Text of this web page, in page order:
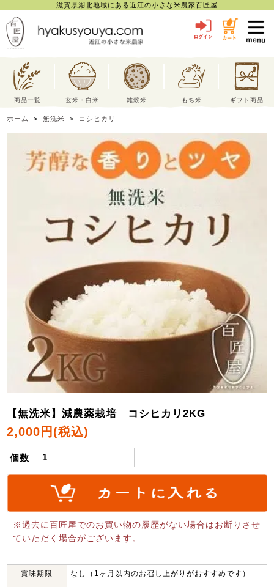
滋賀県湖北地域にある近江の小さな米農家百匠屋
商品一覧 玄米・白米 雑穀米 もち米 ギフト商品
ホーム >無洗米 > コシヒカリ
【無洗米】減農薬栽培 コシヒカリ2KG
2,000円(税込)
個数
※過去に百匠屋でのお買い物の履歴がない場合はお断りさせ
ていただく場合がございます。
賞味期限 なし（1ヶ月以内のお召し上がりがおすすめです）